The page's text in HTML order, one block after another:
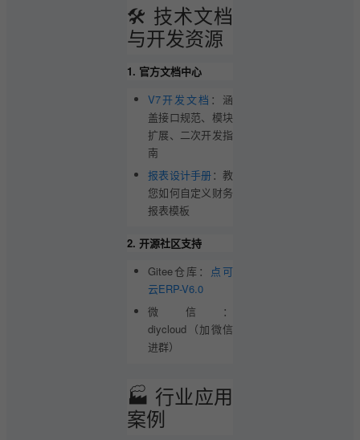
🛠️ 技术文档
与开发资源
1. 官方文档中心
V7开发文档 ：涵
盖接口规范、模块
扩展、二次开发指
南
报表设计手册：教
您如何自定义财务
报表模板
2. 开源社区支持
Gitee仓库：
点可
云ERP-V6.0
微信：
diycloud（加微信
进群）
🏭 行业应用
案例